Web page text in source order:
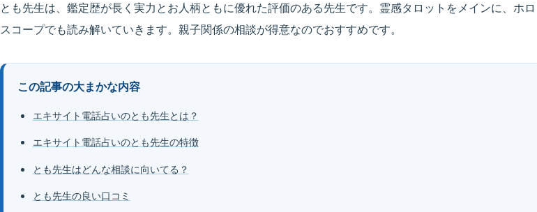
とも先生は、鑑定歴が長く実力とお人柄ともに優れた評価のある先生です。霊感タロットをメインに、ホロ
スコープでも読み解いていきます。親子関係の相談が得意なのでおすすめです。
この記事の大まかな内容
エキサイト電話占いのとも先生とは？
エキサイト電話占いのとも先生の特徴
とも先生はどんな相談に向いてる？
とも先生の良い口コミ